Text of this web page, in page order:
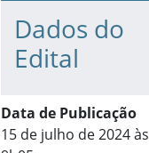
Dados do
Edital
Data de Publicação
15 de julho de 2024 às